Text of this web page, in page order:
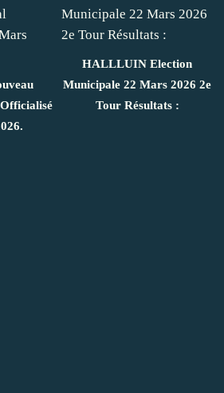
HALLLUIN Election
Municipale 22 Mars 2026 2e
Tour Résultats :